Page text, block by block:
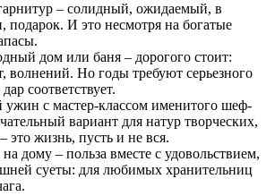
– солидный, ожидаемый, в
подарок. И это несмотря на богатые
дом или баня – дорогого стоит:
волнений. Но годы требуют серьезного
соответствует.
с мастер-классом именитого шеф-
вариант для натур творческих,
это жизнь, пусть и не вся.
на дому – польза вместе с удовольствием,
суеты: для любимых хранительниц